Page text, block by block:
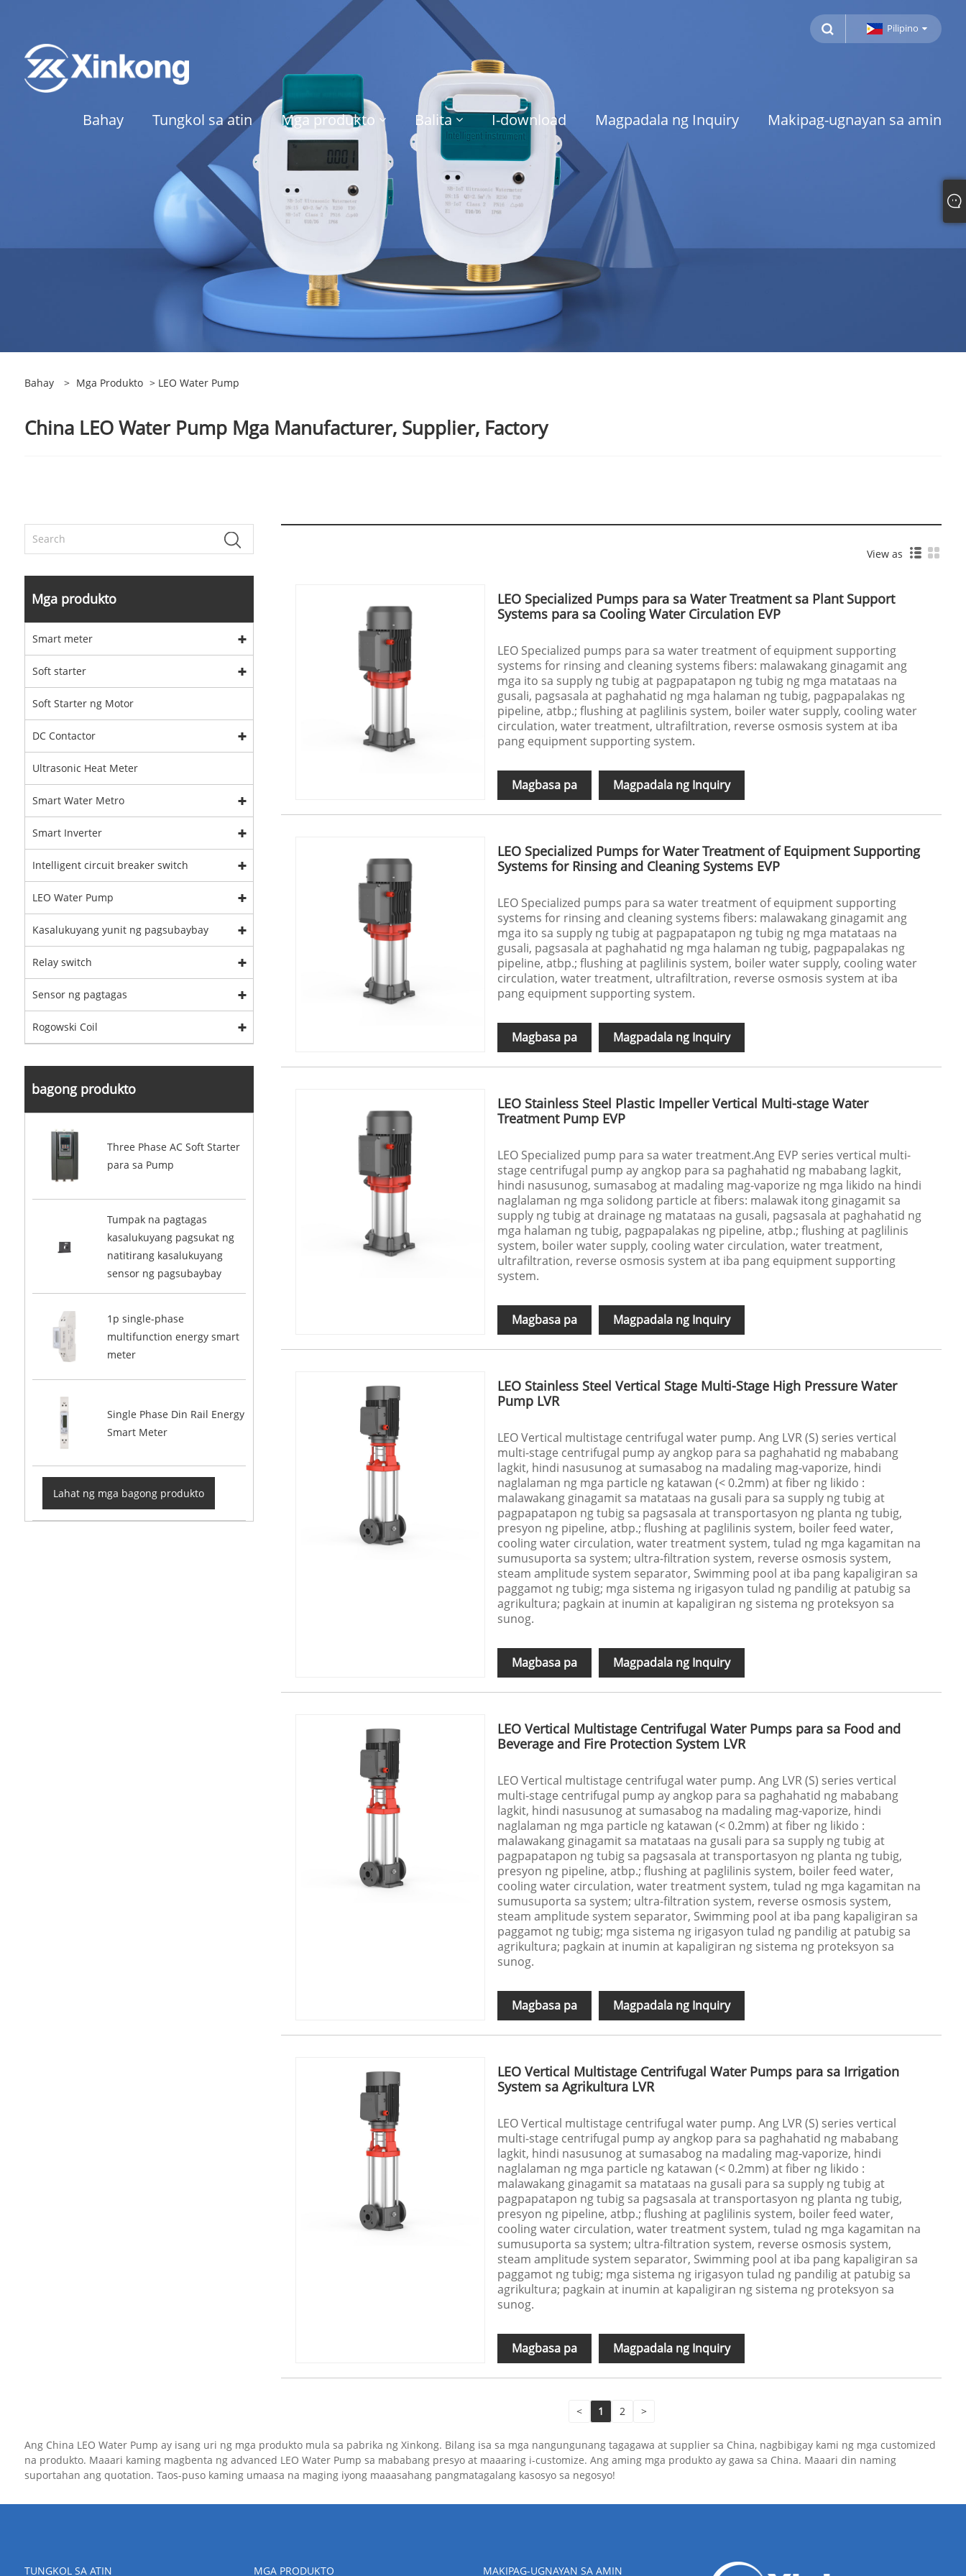
Pilipino
Bahay Tungkol sa atin Mga produkto Balita I-download Magpadala ng Inquiry Makipag-ugnayan sa amin
Bahay > Mga Produkto > LEO Water Pump
China LEO Water Pump Mga Manufacturer, Supplier, Factory
Mga produkto
Smart meter
Soft starter
Soft Starter ng Motor
DC Contactor
Ultrasonic Heat Meter
Smart Water Metro
Smart Inverter
Intelligent circuit breaker switch
LEO Water Pump
Kasalukuyang yunit ng pagsubaybay
Relay switch
Sensor ng pagtagas
Rogowski Coil
bagong produkto
Three Phase AC Soft Starter
para sa Pump
Tumpak na pagtagas
kasalukuyang pagsukat ng
natitirang kasalukuyang
sensor ng pagsubaybay
1p single-phase
multifunction energy smart
meter
Single Phase Din Rail Energy
Smart Meter
Lahat ng mga bagong produkto
View as
LEO Specialized Pumps para sa Water Treatment sa Plant Support
Systems para sa Cooling Water Circulation EVP
LEO Specialized pumps para sa water treatment of equipment supporting
systems for rinsing and cleaning systems fibers: malawakang ginagamit ang
mga ito sa supply ng tubig at pagpapatapon ng tubig ng mga matataas na
gusali, pagsasala at paghahatid ng mga halaman ng tubig, pagpapalakas ng
pipeline, atbp.; flushing at paglilinis system, boiler water supply, cooling water
circulation, water treatment, ultrafiltration, reverse osmosis system at iba
pang equipment supporting system.
Magbasa pa Magpadala ng Inquiry
LEO Specialized Pumps for Water Treatment of Equipment Supporting
Systems for Rinsing and Cleaning Systems EVP
LEO Specialized pumps para sa water treatment of equipment supporting
systems for rinsing and cleaning systems fibers: malawakang ginagamit ang
mga ito sa supply ng tubig at pagpapatapon ng tubig ng mga matataas na
gusali, pagsasala at paghahatid ng mga halaman ng tubig, pagpapalakas ng
pipeline, atbp.; flushing at paglilinis system, boiler water supply, cooling water
circulation, water treatment, ultrafiltration, reverse osmosis system at iba
pang equipment supporting system.
Magbasa pa Magpadala ng Inquiry
LEO Stainless Steel Plastic Impeller Vertical Multi-stage Water
Treatment Pump EVP
LEO Specialized pump para sa water treatment.Ang EVP series vertical multi-
stage centrifugal pump ay angkop para sa paghahatid ng mababang lagkit,
hindi nasusunog, sumasabog at madaling mag-vaporize ng mga likido na hindi
naglalaman ng mga solidong particle at fibers: malawak itong ginagamit sa
supply ng tubig at drainage ng matataas na gusali, pagsasala at paghahatid ng
mga halaman ng tubig, pagpapalakas ng pipeline, atbp.; flushing at paglilinis
system, boiler water supply, cooling water circulation, water treatment,
ultrafiltration, reverse osmosis system at iba pang equipment supporting
system.
Magbasa pa Magpadala ng Inquiry
LEO Stainless Steel Vertical Stage Multi-Stage High Pressure Water
Pump LVR
LEO Vertical multistage centrifugal water pump. Ang LVR (S) series vertical
multi-stage centrifugal pump ay angkop para sa paghahatid ng mababang
lagkit, hindi nasusunog at sumasabog na madaling mag-vaporize, hindi
naglalaman ng mga particle ng katawan (< 0.2mm) at fiber ng likido :
malawakang ginagamit sa matataas na gusali para sa supply ng tubig at
pagpapatapon ng tubig sa pagsasala at transportasyon ng planta ng tubig,
presyon ng pipeline, atbp.; flushing at paglilinis system, boiler feed water,
cooling water circulation, water treatment system, tulad ng mga kagamitan na
sumusuporta sa system; ultra-filtration system, reverse osmosis system,
steam amplitude system separator, Swimming pool at iba pang kapaligiran sa
paggamot ng tubig; mga sistema ng irigasyon tulad ng pandilig at patubig sa
agrikultura; pagkain at inumin at kapaligiran ng sistema ng proteksyon sa
sunog.
Magbasa pa Magpadala ng Inquiry
LEO Vertical Multistage Centrifugal Water Pumps para sa Food and
Beverage and Fire Protection System LVR
LEO Vertical multistage centrifugal water pump. Ang LVR (S) series vertical
multi-stage centrifugal pump ay angkop para sa paghahatid ng mababang
lagkit, hindi nasusunog at sumasabog na madaling mag-vaporize, hindi
naglalaman ng mga particle ng katawan (< 0.2mm) at fiber ng likido :
malawakang ginagamit sa matataas na gusali para sa supply ng tubig at
pagpapatapon ng tubig sa pagsasala at transportasyon ng planta ng tubig,
presyon ng pipeline, atbp.; flushing at paglilinis system, boiler feed water,
cooling water circulation, water treatment system, tulad ng mga kagamitan na
sumusuporta sa system; ultra-filtration system, reverse osmosis system,
steam amplitude system separator, Swimming pool at iba pang kapaligiran sa
paggamot ng tubig; mga sistema ng irigasyon tulad ng pandilig at patubig sa
agrikultura; pagkain at inumin at kapaligiran ng sistema ng proteksyon sa
sunog.
Magbasa pa Magpadala ng Inquiry
LEO Vertical Multistage Centrifugal Water Pumps para sa Irrigation
System sa Agrikultura LVR
LEO Vertical multistage centrifugal water pump. Ang LVR (S) series vertical
multi-stage centrifugal pump ay angkop para sa paghahatid ng mababang
lagkit, hindi nasusunog at sumasabog na madaling mag-vaporize, hindi
naglalaman ng mga particle ng katawan (< 0.2mm) at fiber ng likido :
malawakang ginagamit sa matataas na gusali para sa supply ng tubig at
pagpapatapon ng tubig sa pagsasala at transportasyon ng planta ng tubig,
presyon ng pipeline, atbp.; flushing at paglilinis system, boiler feed water,
cooling water circulation, water treatment system, tulad ng mga kagamitan na
sumusuporta sa system; ultra-filtration system, reverse osmosis system,
steam amplitude system separator, Swimming pool at iba pang kapaligiran sa
paggamot ng tubig; mga sistema ng irigasyon tulad ng pandilig at patubig sa
agrikultura; pagkain at inumin at kapaligiran ng sistema ng proteksyon sa
sunog.
Magbasa pa Magpadala ng Inquiry
< 1 2 >
Ang China LEO Water Pump ay isang uri ng mga produkto mula sa pabrika ng Xinkong. Bilang isa sa mga nangungunang tagagawa at supplier sa China, nagbibigay kami ng mga customized
na produkto. Maaari kaming magbenta ng advanced LEO Water Pump sa mababang presyo at maaaring i-customize. Ang aming mga produkto ay gawa sa China. Maaari din naming
suportahan ang quotation. Taos-puso kaming umaasa na maging iyong maaasahang pangmatagalang kasosyo sa negosyo!
TUNGKOL SA ATIN MGA PRODUKTO MAKIPAG-UGNAYAN SA AMIN